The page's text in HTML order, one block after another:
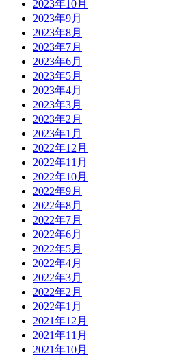
2023年10月
2023年9月
2023年8月
2023年7月
2023年6月
2023年5月
2023年4月
2023年3月
2023年2月
2023年1月
2022年12月
2022年11月
2022年10月
2022年9月
2022年8月
2022年7月
2022年6月
2022年5月
2022年4月
2022年3月
2022年2月
2022年1月
2021年12月
2021年11月
2021年10月